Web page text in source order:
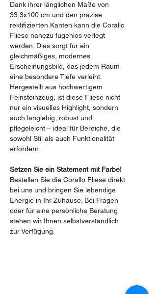
Dank ihrer länglichen Maße von
33,3x100 cm und den präzise
rektifizierten Kanten kann die Corallo
Fliese nahezu fugenlos verlegt
werden. Dies sorgt für ein
gleichmäßiges, modernes
Erscheinungsbild, das jedem Raum
eine besondere Tiefe verleiht.
Hergestellt aus hochwertigem
Feinsteinzeug, ist diese Fliese nicht
nur ein visuelles Highlight, sondern
auch langlebig, robust und
pflegeleicht – ideal für Bereiche, die
sowohl Stil als auch Funktionalität
erfordern.
Setzen Sie ein Statement mit Farbe!
Bestellen Sie die Corallo Fliese direkt
bei uns und bringen Sie lebendige
Energie in Ihr Zuhause. Bei Fragen
oder für eine persönliche Beratung
stehen wir Ihnen selbstverständlich
zur Verfügung.